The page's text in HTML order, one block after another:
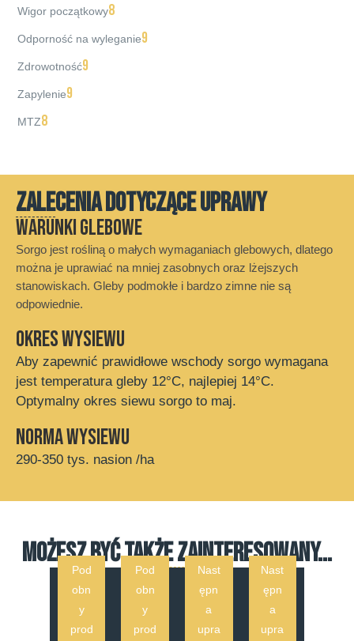
Wigor początkowy8
Odporność na wyleganie9
Zdrowotność9
Zapylenie9
MTZ8
ZALECENIA DOTYCZĄCE UPRAWY
Warunki glebowe
Sorgo jest rośliną o małych wymaganiach glebowych, dlatego
można je uprawiać na mniej zasobnych oraz lżejszych
stanowiskach. Gleby podmokłe i bardzo zimne nie są
odpowiednie.
Okres wysiewu
Aby zapewnić prawidłowe wschody sorgo wymagana
jest temperatura gleby 12°C, najlepiej 14°C.
Optymalny okres siewu sorgo to maj.
Norma wysiewu
290-350 tys. nasion /ha
MOŻESZ BYĆ TAKŻE ZAINTERESOWANY...
Pod
obn
y
prod
Pod
obn
y
prod
Nast
ępn
a
upra
Nast
ępn
a
upra